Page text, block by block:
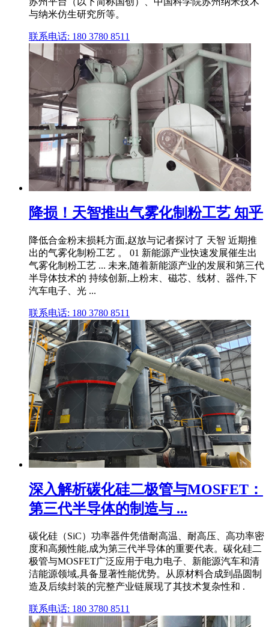
与纳米仿生研究所等。
联系电话: 180 3780 8511
降损！天智推出气雾化制粉工艺 知乎
降低合金粉末损耗方面,赵放与记者探讨了 天智 近期推
出的气雾化制粉工艺 。 01 新能源产业快速发展催生出
气雾化制粉工艺 ... 未来,随着新能源产业的发展和第三代
半导体技术的 持续创新,上粉末、磁芯、线材、器件,下
汽车电子、光 ...
联系电话: 180 3780 8511
深入解析碳化硅二极管与MOSFET：
第三代半导体的制造与 ...
碳化硅（SiC）功率器件凭借耐高温、耐高压、高功率密
度和高频性能,成为第三代半导体的重要代表。碳化硅二
极管与MOSFET广泛应用于电力电子、新能源汽车和清
洁能源领域,具备显著性能优势。从原材料合成到晶圆制
造及后续封装的完整产业链展现了其技术复杂性和 .
联系电话: 180 3780 8511